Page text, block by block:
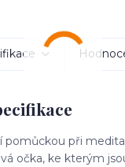
pomůckou při
očka, ke kterým